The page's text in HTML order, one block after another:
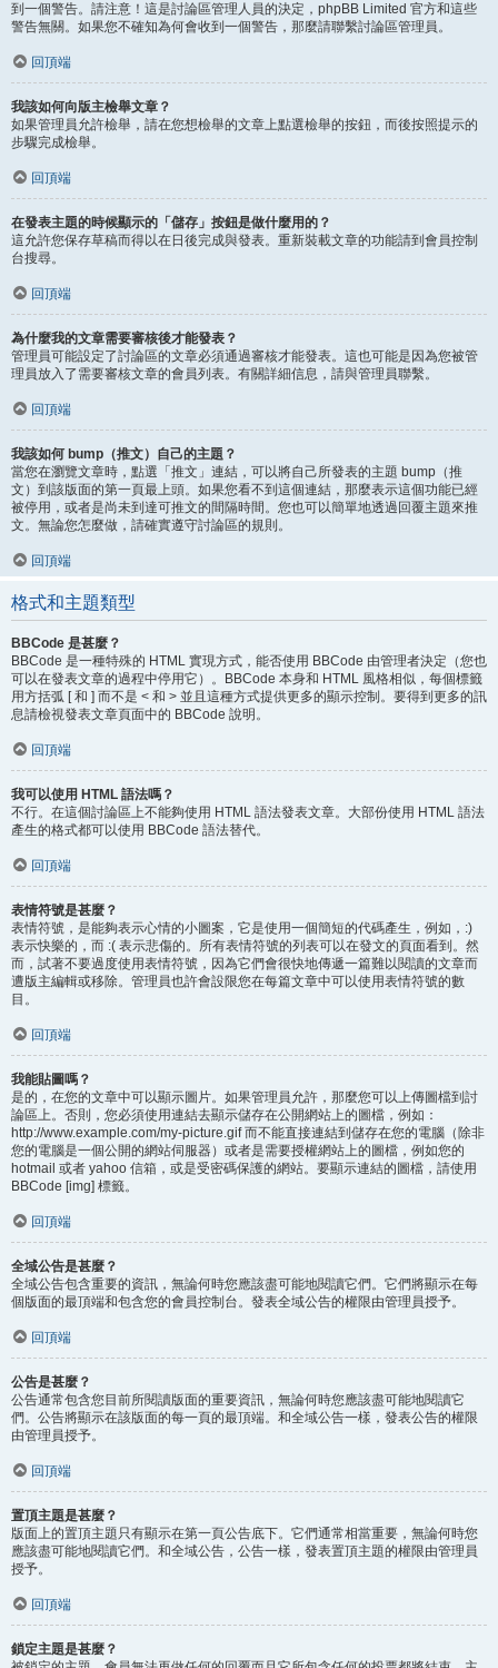
到一個警告。請注意！這是討論區管理人員的決定，phpBB Limited 官方和這些
警告無關。如果您不確知為何會收到一個警告，那麼請聯繫討論區管理員。
回頂端
我該如何向版主檢舉文章？
如果管理員允許檢舉，請在您想檢舉的文章上點選檢舉的按鈕，而後按照提示的
步驟完成檢舉。
回頂端
在發表主題的時候顯示的「儲存」按鈕是做什麼用的？
這允許您保存草稿而得以在日後完成與發表。重新裝載文章的功能請到會員控制
台搜尋。
回頂端
為什麼我的文章需要審核後才能發表？
管理員可能設定了討論區的文章必須通過審核才能發表。這也可能是因為您被管
理員放入了需要審核文章的會員列表。有關詳細信息，請與管理員聯繫。
回頂端
我該如何 bump（推文）自己的主題？
當您在瀏覽文章時，點選「推文」連結，可以將自己所發表的主題 bump（推
文）到該版面的第一頁最上頭。如果您看不到這個連結，那麼表示這個功能已經
被停用，或者是尚未到達可推文的間隔時間。您也可以簡單地透過回覆主題來推
文。無論您怎麼做，請確實遵守討論區的規則。
回頂端
格式和主題類型
BBCode 是甚麼？
BBCode 是一種特殊的 HTML 實現方式，能否使用 BBCode 由管理者決定（您也
可以在發表文章的過程中停用它）。BBCode 本身和 HTML 風格相似，每個標籤
用方括弧 [ 和 ] 而不是 < 和 > 並且這種方式提供更多的顯示控制。要得到更多的訊
息請檢視發表文章頁面中的 BBCode 說明。
回頂端
我可以使用 HTML 語法嗎？
不行。在這個討論區上不能夠使用 HTML 語法發表文章。大部份使用 HTML 語法
產生的格式都可以使用 BBCode 語法替代。
回頂端
表情符號是甚麼？
表情符號，是能夠表示心情的小圖案，它是使用一個簡短的代碼產生，例如，:)
表示快樂的，而 :( 表示悲傷的。所有表情符號的列表可以在發文的頁面看到。然
而，試著不要過度使用表情符號，因為它們會很快地傳遞一篇難以閱讀的文章而
遭版主編輯或移除。管理員也許會設限您在每篇文章中可以使用表情符號的數
目。
回頂端
我能貼圖嗎？
是的，在您的文章中可以顯示圖片。如果管理員允許，那麼您可以上傳圖檔到討
論區上。否則，您必須使用連結去顯示儲存在公開網站上的圖檔，例如：
http://www.example.com/my-picture.gif 而不能直接連結到儲存在您的電腦（除非
您的電腦是一個公開的網站伺服器）或者是需要授權網站上的圖檔，例如您的
hotmail 或者 yahoo 信箱，或是受密碼保護的網站。要顯示連結的圖檔，請使用
BBCode [img] 標籤。
回頂端
全域公告是甚麼？
全域公告包含重要的資訊，無論何時您應該盡可能地閱讀它們。它們將顯示在每
個版面的最頂端和包含您的會員控制台。發表全域公告的權限由管理員授予。
回頂端
公告是甚麼？
公告通常包含您目前所閱讀版面的重要資訊，無論何時您應該盡可能地閱讀它
們。公告將顯示在該版面的每一頁的最頂端。和全域公告一樣，發表公告的權限
由管理員授予。
回頂端
置頂主題是甚麼？
版面上的置頂主題只有顯示在第一頁公告底下。它們通常相當重要，無論何時您
應該盡可能地閱讀它們。和全域公告，公告一樣，發表置頂主題的權限由管理員
授予。
回頂端
鎖定主題是甚麼？